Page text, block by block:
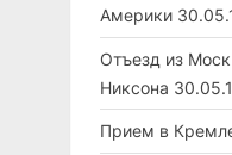
Америки
Отъезд из
Никсона
Прием в